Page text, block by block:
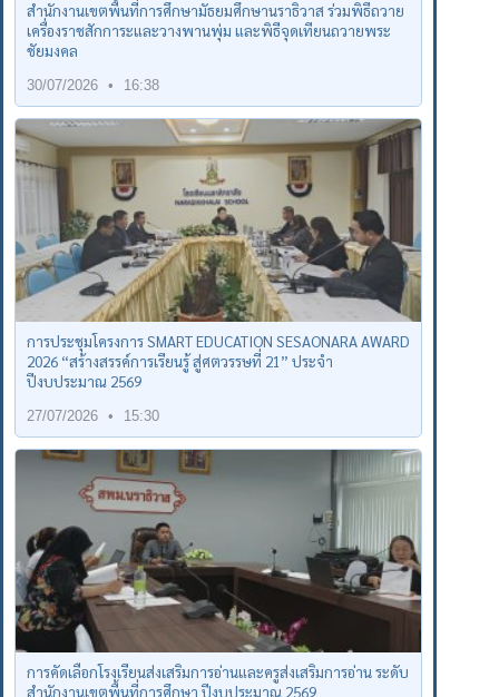
สำนักงานเขตพื้นที่การศึกษามัธยมศึกษานราธิวาส ร่วมพิธีถวาย
เครื่องราชสักการะและวางพานพุ่ม และพิธีจุดเทียนถวายพระ
ชัยมงคล
30/07/2026 16:38
การประชุมโครงการ SMART EDUCATION SESAONARA AWARD
2026 “สร้างสรรค์การเรียนรู้ สู่ศตวรรษที่ 21” ประจำ
ปีงบประมาณ 2569
27/07/2026 15:30
การคัดเลือกโรงเรียนส่งเสริมการอ่านและครูส่งเสริมการอ่าน ระดับ
สำนักงานเขตพื้นที่การศึกษา ปีงบประมาณ 2569